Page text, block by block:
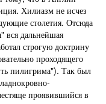
Хилиазм не исчез
столетия. Отсюда
вся дальнейшая
строгую доктрину
проходящего
пилигрима"). Так был
проявившийся в